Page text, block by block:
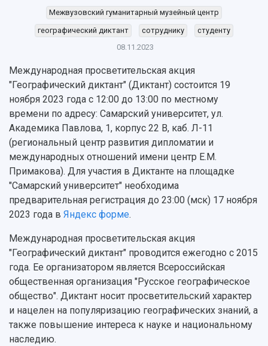
Руководство
Наблюдательный совет
Попечительский совет
Ректорат
Кадровый резерв
Персоналии
Сотрудники и преподаватели
Заслуженные деятели
Структура университета
Институты и факультеты
Кафедры
Отделы и службы
Общественные организации
Институт искусственного интеллекта
Инжиниринговый центр
Аграрный карбоновый полигон
Архив
Фирменный стиль
События
СМИ об университете
Газета "Полет"
Газета "Самарский университет"
Мы в соцсетях
Мультимедиа
Подкасты
Просветительский проект "Одержимы
Магистратура
Формы обучения
Институты и факультеты
Образовательные программы
Профессорско-преподавательский состав
Расписание занятий
Стипендии
Тестирование иностранных граждан на
знание русского языка, истории России и
основ законодательства РФ
Платные образовательные услуги
Скидки на обучение
Подготовительные курсы
Библиотека
Подготовка научных кадров
работников
Научно-технический совет
Научные проекты и темы
Аспирантура и докторантура
Справочные материалы
Научная инфраструктура
Научно-исследовательские подразделения
Структурная схема управления научно-
исследовательской деятельностью
Материальная база
Организационные документы
Результаты научно-исследовательской
деятельности
Научно-технические разработки
Конкурсы научных проектов и грантов
Областной конкурс "Молодой учёный"
Отчеты о научно-исследовательской
Межвузовский гуманитарный музейный центр
географический диктант
сотруднику
студенту
08.11.2023
Международная просветительская акция
"Географический диктант" (Диктант) состоится 19
ноября 2023 года с 12:00 до 13:00 по местному
времени по адресу: Самарский университет, ул.
Академика Павлова, 1, корпус 22 В, каб. Л-11
(региональный центр развития дипломатии и
международных отношений имени центр Е.М.
Примакова). Для участия в Диктанте на площадке
"Самарский университет" необходима
предварительная регистрация до 23:00 (мск) 17 ноября
2023 года в Яндекс форме.
Международная просветительская акция
"Географический диктант" проводится ежегодно с 2015
года. Ее организатором является Всероссийская
общественная организация "Русское географическое
общество". Диктант носит просветительский характер
и нацелен на популяризацию географических знаний, а
также повышение интереса к науке и национальному
наследию.